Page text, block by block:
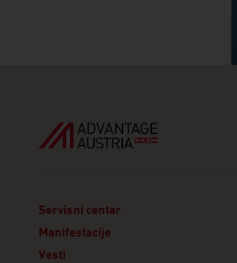
Servisni centar
Manifestacije
Vesti